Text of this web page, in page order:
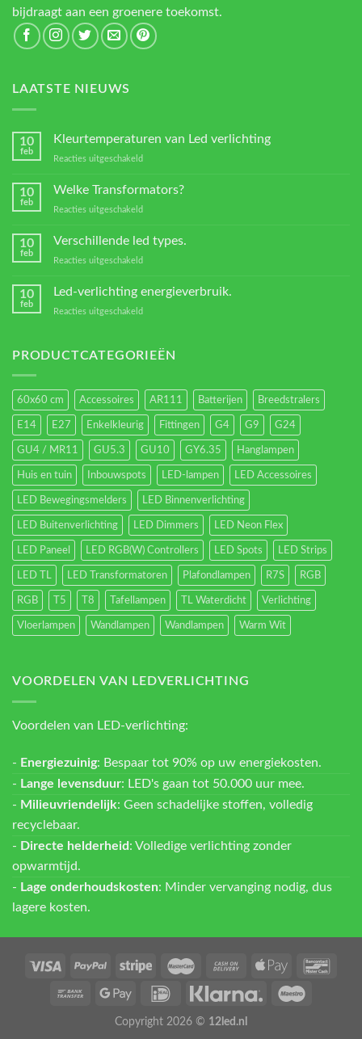
bijdraagt aan een groenere toekomst.
LAATSTE NIEUWS
10
feb
Kleurtemperaturen van Led verlichting
Reacties uitgeschakeld
verlichting
10
feb
Welke Transformators?
Reacties uitgeschakeld
Transformators?
10
feb
Verschillende led types.
Reacties uitgeschakeld
10
feb
Led-verlichting energieverbruik.
Reacties uitgeschakeld
energieverbruik.
PRODUCTCATEGORIEËN
60x60 cm Accessoires AR111 Batterijen Breedstralers
E14 E27 Enkelkleurig Fittingen G4 G9 G24
GU4 / MR11 GU5.3 GU10 GY6.35 Hanglampen
Huis en tuin Inbouwspots LED-lampen LED Accessoires
LED Bewegingsmelders LED Binnenverlichting
LED Buitenverlichting LED Dimmers LED Neon Flex
LED Paneel LED RGB(W) Controllers LED Spots LED Strips
LED TL LED Transformatoren Plafondlampen R7S RGB
RGB T5 T8 Tafellampen TL Waterdicht Verlichting
Vloerlampen Wandlampen Wandlampen Warm Wit
VOORDELEN VAN LEDVERLICHTING
Voordelen van LED-verlichting:
- Energiezuinig: Bespaar tot 90% op uw energiekosten.
- Lange levensduur: LED's gaan tot 50.000 uur mee.
- Milieuvriendelijk: Geen schadelijke stoffen, volledig
recyclebaar.
- Directe helderheid : Volledige verlichting zonder
opwarmtijd.
- Lage onderhoudskosten: Minder vervanging nodig, dus
lagere kosten.
Copyright 2026 © 12led.nl